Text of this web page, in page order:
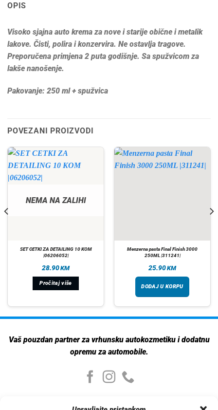
OPIS
Visoko sjajna auto krema za nove i starije obične i metalik
lakove. Čisti, polira i konzervira. Ne ostavlja tragove.
Preporučena primjena 2 puta godišnje. Sa spužvicom za
lakše nanošenje.
Pakovanje: 250 ml + spužvica
POVEZANI PROIZVODI
NEMA NA ZALIHI
SET CETKI ZA DETAILING 10 KOM
|06206052|
28.90KM
Pročitaj više
Menzerna pasta Final Finish 3000
250ML |311241|
25.90KM
DODAJ U KORPU
Vaš pouzdan partner za vrhunsku autokozmetiku i dodatnu
opremu za automobile.
Moj nalog